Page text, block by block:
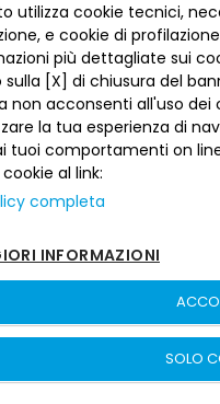
specifica. Va anche
greenwashing, cioè
”sostenibile” per fini
rischiano danni
parte di clienti e
normative. Nel lungo
comportamento
“Scegliere
allineare le scelte
etici e sociali.”
Investire in modo
utilizza cookie tecnici,
e cookie di
più dettagliate sui
[X] di chiusura del
non acconsenti all'uso dei
la tua esperienza di
tuoi comportamenti on
al link:
completa
INFORMAZIONI
SOLO